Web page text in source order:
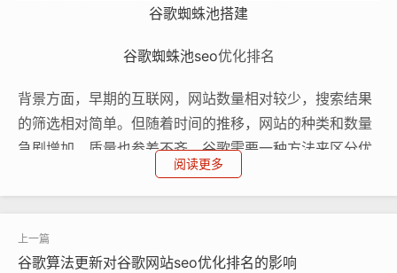
谷歌蜘蛛池搭建
谷歌蜘蛛池seo优化排名
背景方面，早期的互联网，网站数量相对较少，搜索结果
的筛选相对简单。但随着时间的推移，网站的种类和数量
急剧增加，质量也参差不齐。谷歌需要一种方法来区分优
质网站和低质量网站，于是网站权重的概念应运而生。一
个具有高权重的网站，往往意味着它在某个领域或者多个
量。
阅读更多
谷歌算法更新对谷歌网站seo优化排名的影响